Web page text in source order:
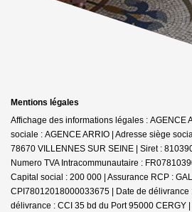
Mentions légales
Affichage des informations légales : AGENCE
sociale : AGENCE ARRIO | Adresse siège
78670 VILLENNES SUR SEINE | Siret :
Numero TVA Intracommunautaire :
Capital social : 200 000 | Assurance RCP :
CPI78012018000033675 | Date de délivrance
délivrance : CCI 35 bd du Port 95000 CERGY